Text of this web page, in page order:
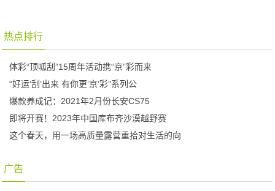
热点排行
体彩“顶呱刮”15周年活动携“京”彩而来
“好运‘刮’出来 有你更‘京’彩”系列公
爆款养成记：2021年2月份长安CS75
即将开赛！2023年中国库布齐沙漠越野赛
这个春天，用一场高质量露营重拾对生活的向
广告